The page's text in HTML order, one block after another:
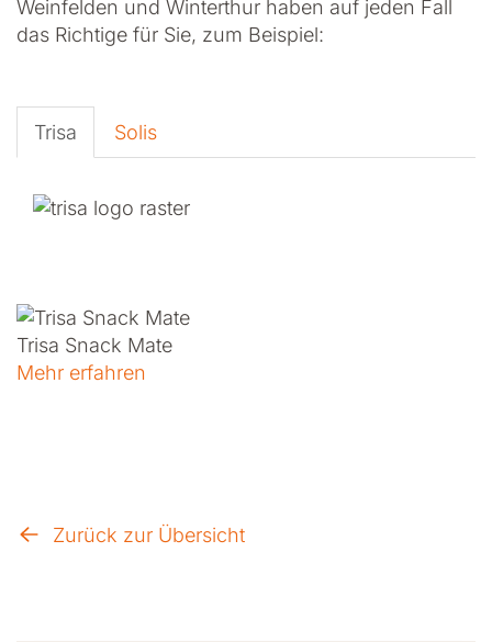
Weinfelden und Winterthur haben auf jeden Fall
das Richtige für Sie, zum Beispiel:
Trisa Solis
Trisa Snack Mate
Mehr erfahren
Zurück zur Übersicht